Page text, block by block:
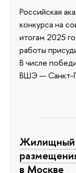
Российская
конкурса на
итогам 2025
работы
В числе
ВШЭ — Санкт-
Жилищный
в Москве